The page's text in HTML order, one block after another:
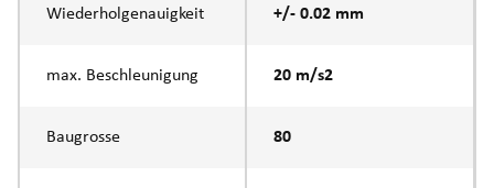
Wiederholgenauigkeit +/- 0.02 mm
max. Beschleunigung 20 m/s2
Baugrosse 80